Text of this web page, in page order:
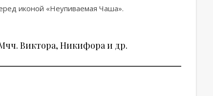
иконой «Неупиваемая Чаша».
Виктора, Никифора и др.